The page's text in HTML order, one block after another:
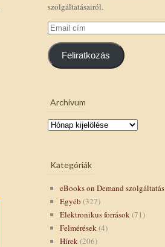
szolgáltatásairól.
Email
cím
Feliratkozás
Archívum
Kategóriák
eBooks on Demand szolgáltatás
Egyéb (327)
Elektronikus források(71)
Felmérések(4)
Hírek(206)